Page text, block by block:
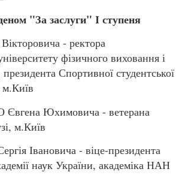
"За заслуги" І ступеня
- ректора
фізичного виховання і
Спортивної студентської
м.Київ
Юхимовича - ветерана
м.Київ
Івановича - віце-президента
наук України, академіка НАН